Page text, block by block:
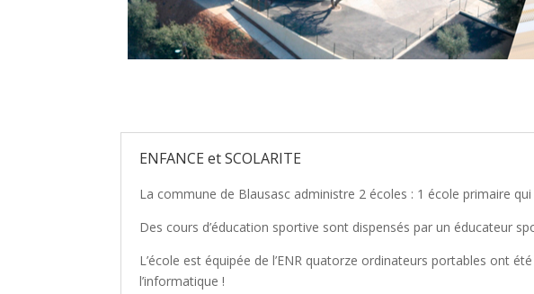
ENFANCE et SCOLARITE
La commune de Blausasc administre 2 écoles : 1 école primaire
Des cours d’éducation sportive sont dispensés par un éducateur
L’école est équipée de l’ENR quatorze ordinateurs portables ont
l’informatique !